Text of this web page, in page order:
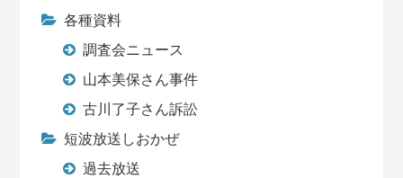
各種資料
調査会ニュース
山本美保さん事件
古川了子さん訴訟
短波放送しおかぜ
過去放送